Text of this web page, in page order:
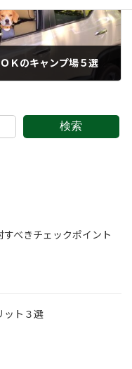
Ｋのキャンプ場５選
検索
べきチェックポイント
ット３選